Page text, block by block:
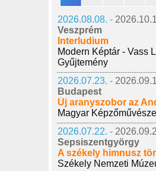
2026.08.08. -
Veszprém
Interludium
Modern Képtár - Vass
Gyűjtemény
2026.07.23. -
Budapest
Új aranyszobor az
Magyar
2026.07.22. -
Sepsiszentgyörgy
A székely himnusz
Székely Nemzeti